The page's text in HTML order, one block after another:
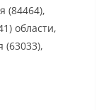
(84464),
области,
(63033),